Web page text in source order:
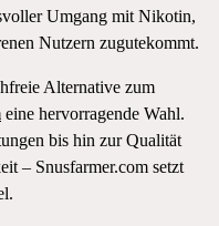
Umgang mit Nikotin,
Nutzern zugutekommt.
Alternative zum
eine hervorragende Wahl.
bis hin zur Qualität
– Snusfarmer.com setzt